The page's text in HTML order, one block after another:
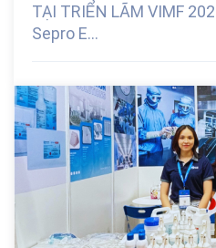
TẠI TRIỂN LÃM VIMF
Sepro E...